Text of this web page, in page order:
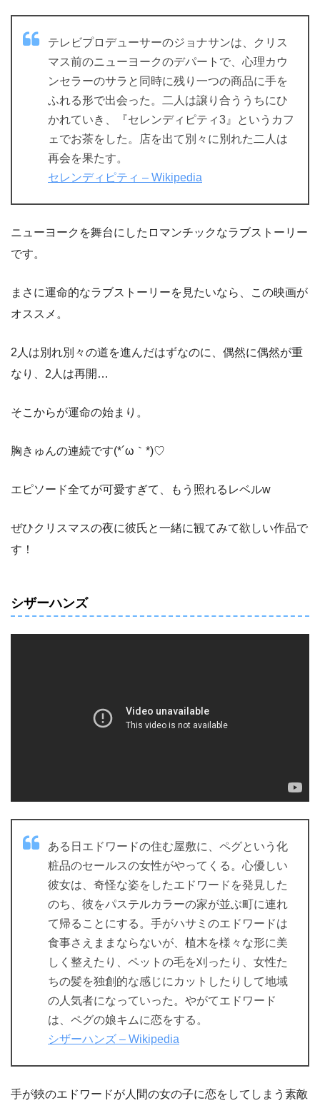
テレビプロデューサーのジョナサンは、クリス
マス前のニューヨークのデパートで、心理カウ
ンセラーのサラと同時に残り一つの商品に手を
ふれる形で出会った。二人は譲り合ううちにひ
かれていき、『セレンディピティ3』というカフ
ェでお茶をした。店を出て別々に別れた二人は
再会を果たす。
セレンディピティ – Wikipedia
ニューヨークを舞台にしたロマンチックなラブストーリー
です。
まさに運命的なラブストーリーを見たいなら、この映画が
オススメ。
2人は別れ別々の道を進んだはずなのに、偶然に偶然が重
なり、2人は再開…
そこからが運命の始まり。
胸きゅんの連続です(*´ω｀*)♡
エピソード全てが可愛すぎて、もう照れるレベルw
ぜひクリスマスの夜に彼氏と一緒に観てみて欲しい作品で
す！
シザーハンズ
ある日エドワードの住む屋敷に、ペグという化
粧品のセールスの女性がやってくる。心優しい
彼女は、奇怪な姿をしたエドワードを発見した
のち、彼をパステルカラーの家が並ぶ町に連れ
て帰ることにする。手がハサミのエドワードは
食事さえままならないが、植木を様々な形に美
しく整えたり、ペットの毛を刈ったり、女性た
ちの髪を独創的な感じにカットしたりして地域
の人気者になっていった。やがてエドワード
は、ペグの娘キムに恋をする。
シザーハンズ – Wikipedia
手が鋏のエドワードが人間の女の子に恋をしてしまう素敵